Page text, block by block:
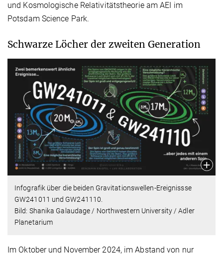
und Kosmologische Relativitätstheorie am AEI im
Potsdam Science Park.
Schwarze Löcher der zweiten Generation
Infografik über die beiden Gravitationswellen-Ereignissse
GW241011 und GW241110.
Bild: Shanika Galaudage / Northwestern University / Adler
Planetarium
Im Oktober und November 2024, im Abstand von nur